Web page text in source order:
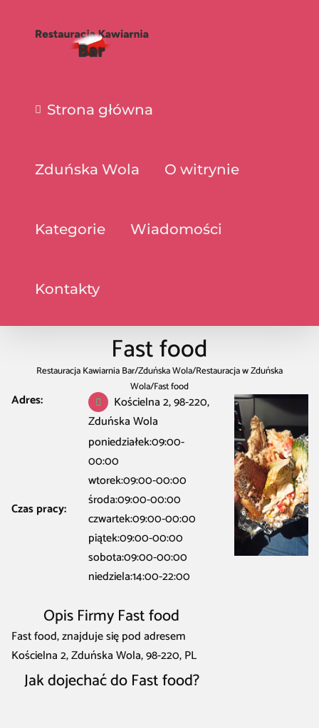
Strona główna
Zduńska Wola O witrynie
Kategorie Wiadomości
Kontakty
Fast food
Restauracja Kawiarnia Bar/Zduńska Wola/Restauracja w Zduńska
Wola/Fast food
Adres:
Kościelna 2, 98-220,
Zduńska Wola
Czas pracy:
poniedziałek:09:00-
00:00
wtorek:09:00-00:00
środa:09:00-00:00
czwartek:09:00-00:00
piątek:09:00-00:00
sobota:09:00-00:00
niedziela:14:00-22:00
Opis Firmy Fast food
Fast food, znajduje się pod adresem
Kościelna 2, Zduńska Wola, 98-220, PL
Jak dojechać do Fast food?